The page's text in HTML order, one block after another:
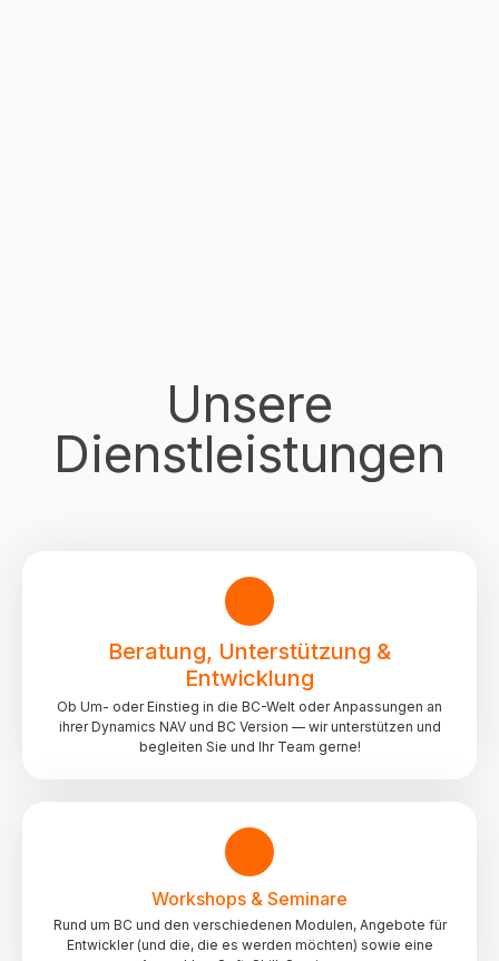
Unsere
Dienstleistungen
Beratung, Unterstützung &
Entwicklung
Ob Um- oder Einstieg in die BC-Welt oder Anpassungen an
ihrer Dynamics NAV und BC Version — wir unterstützen und
begleiten Sie und Ihr Team gerne!
Workshops & Seminare
Rund um BC und den verschiedenen Modulen, Angebote für
Entwickler (und die, die es werden möchten) sowie eine